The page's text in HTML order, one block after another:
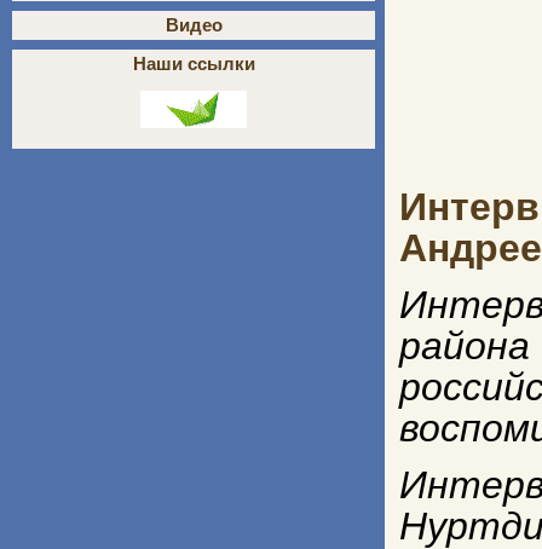
Видео
Наши ссылки